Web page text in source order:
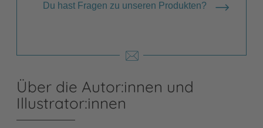
Du hast Fragen zu unseren Produkten?
Über die Autor:innen und
Illustrator:innen